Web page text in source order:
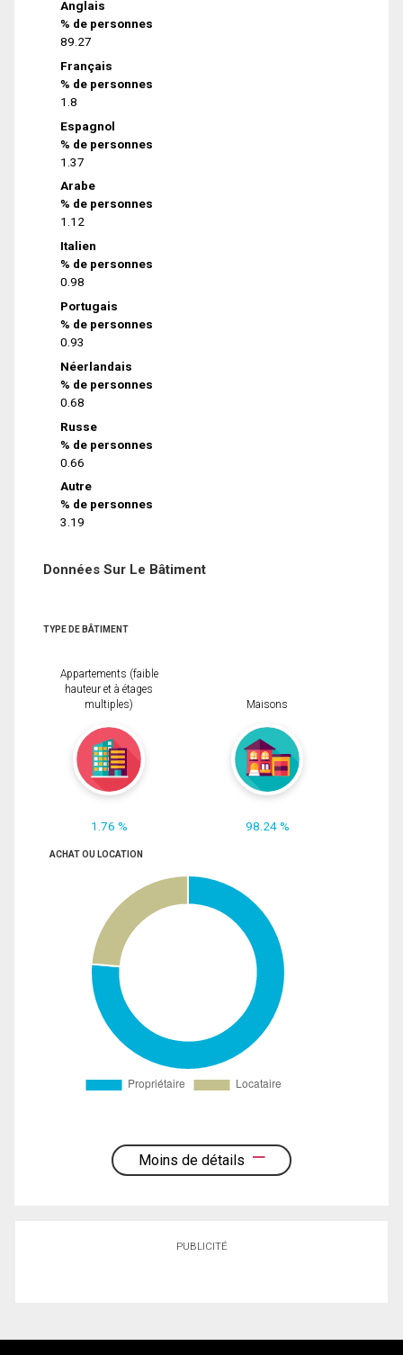
Anglais
% de personnes
89.27
Français
% de personnes
1.8
Espagnol
% de personnes
1.37
Arabe
% de personnes
1.12
Italien
% de personnes
0.98
Portugais
% de personnes
0.93
Néerlandais
% de personnes
0.68
Russe
% de personnes
0.66
Autre
% de personnes
3.19
Données Sur Le Bâtiment
TYPE DE BÂTIMENT
Appartements (faible
hauteur et à étages
multiples)
1.76 %
Maisons
98.24 %
ACHAT OU LOCATION
Moins de détails
PUBLICITÉ